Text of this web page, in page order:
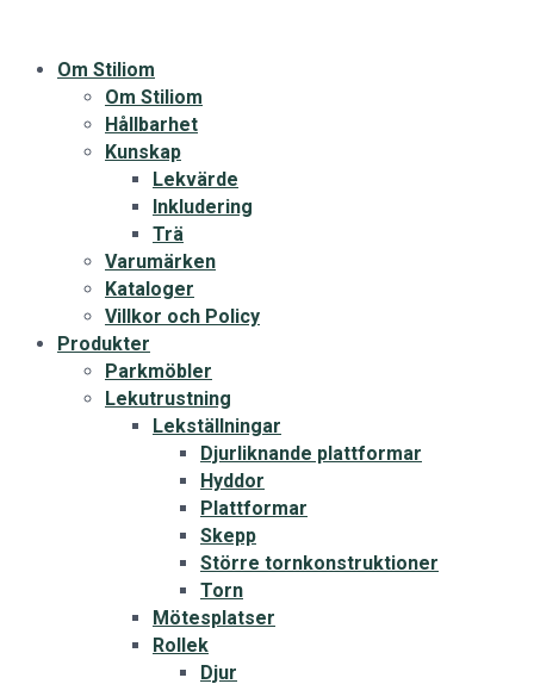
Om Stiliom
Om Stiliom
Hållbarhet
Kunskap
Lekvärde
Inkludering
Trä
Varumärken
Kataloger
Villkor och Policy
Produkter
Parkmöbler
Lekutrustning
Lekställningar
Djurliknande plattformar
Hyddor
Plattformar
Skepp
Större tornkonstruktioner
Torn
Mötesplatser
Rollek
Djur